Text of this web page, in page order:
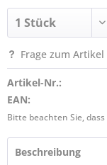
Frage zum Artikel
Artikel-Nr.:
EAN:
Bitte beachten Sie,
Beschreibung